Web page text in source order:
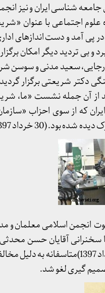
شناسی ایران و نیز
علوم اجتماعی با عنوان
پی آمد و دست اندازهای
روز دوشنبه 28 خرداد انجام گیرد و بی تردید
رجایی، سعید مدنی و سوسن
از آن جمله نشست «ما،
که از سوی احزاب
(30 خرداد 1397)
انجمن اسلامی معلمان و
سخنرانی آقایان حسن
همراهی گروه موسیقی دف نوازان مهربانو داروگ برگزار شود (28
گیری لغو شد.